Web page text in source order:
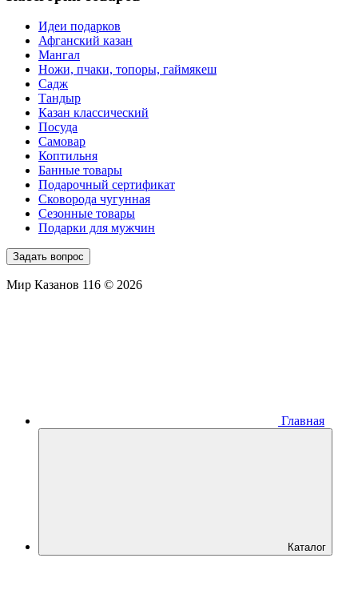
Идеи подарков
Афганский казан
Мангал
Ножи, пчаки, топоры, гаймякеш
Садж
Тандыр
Казан классический
Посуда
Самовар
Коптильня
Банные товары
Подарочный сертификат
Сковорода чугунная
Сезонные товары
Подарки для мужчин
Задать вопрос
Мир Казанов 116 © 2026
Главная
Каталог